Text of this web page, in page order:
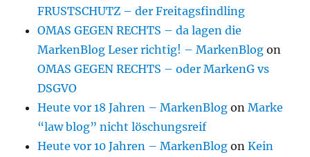
FRUSTSCHUTZ – der Freitagsfindling
OMAS GEGEN RECHTS – da lagen die
MarkenBlog Leser richtig! – MarkenBlog on
OMAS GEGEN RECHTS – oder MarkenG vs
DSGVO
Heute vor 18 Jahren – MarkenBlog onMarke
“law blog” nicht löschungsreif
Heute vor 10 Jahren – MarkenBlog onKein